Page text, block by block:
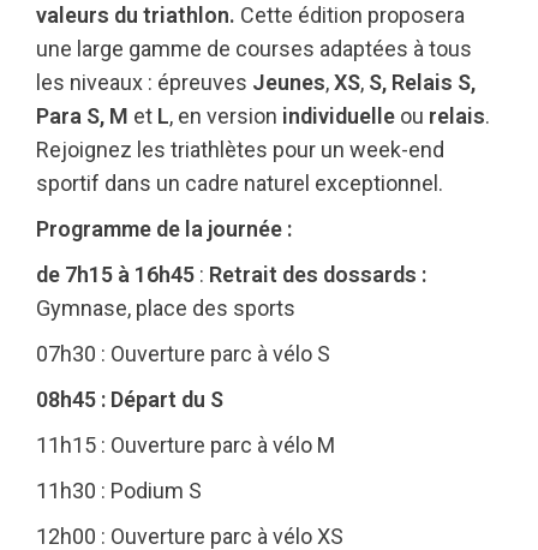
valeurs du triathlon. Cette édition proposera
une large gamme de courses adaptées à tous
les niveaux : épreuves Jeunes,XS, S, Relais S,
Para S, M et L, en version individuelle ou relais.
Rejoignez les triathlètes pour un week-end
sportif dans un cadre naturel exceptionnel.
Programme de la journée :
de 7h15 à 16h45 : Retrait des dossards :
Gymnase, place des sports
07h30 : Ouverture parc à vélo S
08h45 : Départ du S
11h15 : Ouverture parc à vélo M
11h30 : Podium S
12h00 : Ouverture parc à vélo XS